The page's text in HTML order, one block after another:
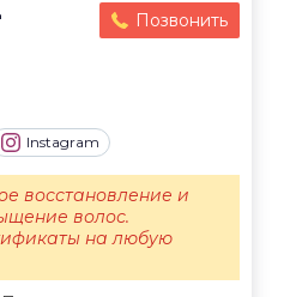
Позвонить
Instagram
восстановление и
волос.
на любую